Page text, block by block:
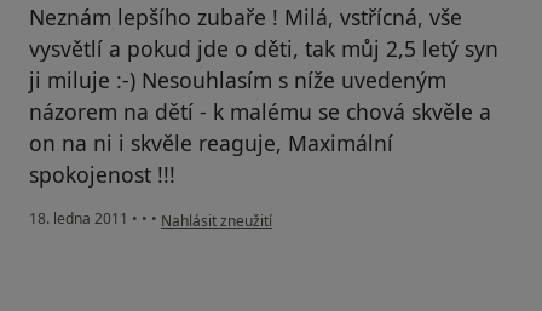
Neznám lepšího zubaře ! Milá, vstřícná, vše
vysvětlí a pokud jde o děti, tak můj 2,5 letý syn
ji miluje :-) Nesouhlasím s níže uvedeným
názorem na dětí - k malému se chová skvěle a
on na ni i skvěle reaguje, Maximální
spokojenost !!!
18. ledna 2011 • • • podle názoru uživatele Pacient
Nahlásit zneužití